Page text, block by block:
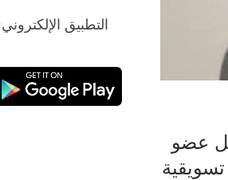
عضو
التطبيق الإلكتروني